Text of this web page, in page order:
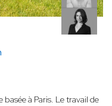
basée à Paris. Le travail de